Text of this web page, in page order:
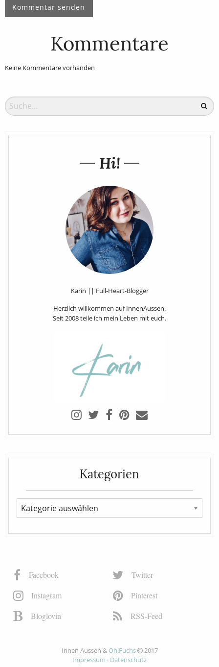
Kommentare
Keine Kommentare vorhanden
Hi!
Karin || Full-Heart-Blogger
Herzlich willkommen auf InnenAussen.
Seit 2008 teile ich mein Leben mit euch.
Kategorien
Facebook
Twitter
Instagram
Pinterest
Bloglovin
RSS-Feed
Innen Aussen & Oh!Fuchs
2017
Impressum · Datenschutz